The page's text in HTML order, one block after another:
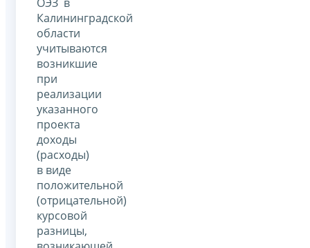
Калининградской
области
учитываются
возникшие
при
реализации
указанного
проекта
доходы
(расходы)
в виде
положительной
(отрицательной)
курсовой
разницы,